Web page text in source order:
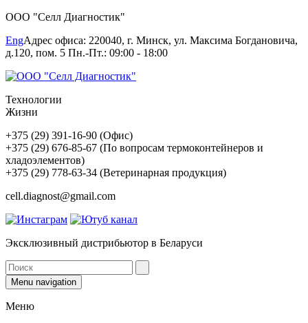
ООО "Селл Диагностик"
EngАдрес офиса: 220040, г. Минск, ул. Максима Богдановича,
д.120, пом. 5 Пн.-Пт.: 09:00 - 18:00
Технологии
Жизни
+375 (29) 391-16-90 (Офис)
+375 (29) 676-85-67 (По вопросам термоконтейнеров и
хладоэлементов)
+375 (29) 778-63-34 (Ветеринарная продукция)
cell.diagnost@gmail.com
Эксклюзивный дистрибьютор в Беларуси
Menu navigation
Меню